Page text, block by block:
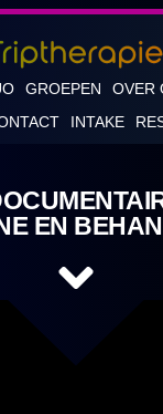
GROEPEN OVER
INTAKE
EN